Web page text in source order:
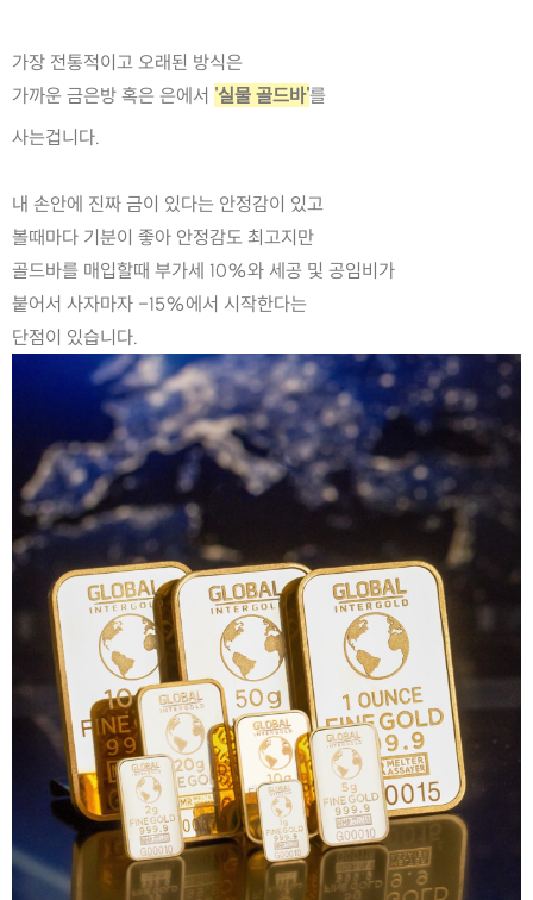
가장 전통적이고 오래된 방식은
가까운 금은방 혹은 은에서 '실물 골드바'를
사는겁니다.
내 손안에 진짜 금이 있다는 안정감이 있고
볼때마다 기분이 좋아 안정감도 최고지만
골드바를 매입할때 부가세 10%와 세공 및 공임비가
붙어서 사자마자 -15%에서 시작한다는
단점이 있습니다.